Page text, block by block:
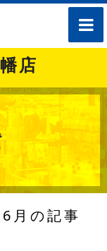
toggle
店
月の記事